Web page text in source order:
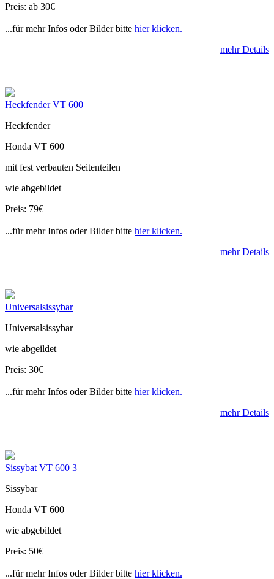
Preis: ab 30€
...für mehr Infos oder Bilder bitte hier klicken.
mehr Details
Heckfender VT 600
Heckfender
Honda VT 600
mit fest verbauten Seitenteilen
wie abgebildet
Preis: 79€
...für mehr Infos oder Bilder bitte hier klicken.
mehr Details
Universalsissybar
Universalsissybar
wie abgeildet
Preis: 30€
...für mehr Infos oder Bilder bitte hier klicken.
mehr Details
Sissybat VT 600 3
Sissybar
Honda VT 600
wie abgebildet
Preis: 50€
...für mehr Infos oder Bilder bitte hier klicken.